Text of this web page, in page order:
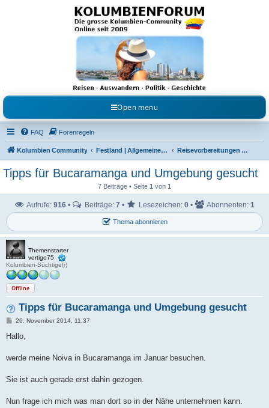
Kolumbienforum - Das
grosse Forum der
Freunde Kolumbiens
Reisen, Auswandern, Kultur, Politik, Geschichte und Visum in Kolumbien und Venezuela.
Austausch, Erfahrungen und Gemeinschaft im Kolumbienforum
Open menu
FAQ Forenregeln
Kolumbien Community Festland | Allgemeine Fragen Reisevorbereitungen & Reiseerfahrungen
Tipps für Bucaramanga und Umgebung gesucht
7 Beiträge • Seite 1 von 1
Thema abonnieren
Aufrufe: 916 • Beiträge: 7 • Lesezeichen: 0 • Abonnenten: 1
Themenstarter
vertigo75
Kolumbien-Süchtige(r)
Offline
Tipps für Bucaramanga und Umgebung gesucht
B
i
a
26. November 2014, 11:37
Hallo,
werde meine Noiva in Bucaramanga im Januar besuchen.
Sie ist auch gerade erst dahin gezogen.
Nun frage ich mich was man dort so in der Nähe unternehmen kann.